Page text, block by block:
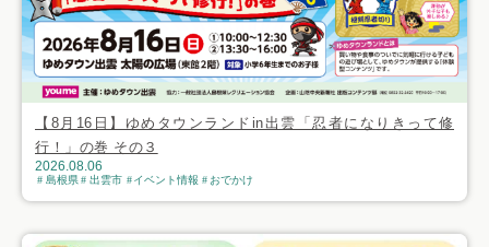
【8月16日】ゆめタウンランドin出雲「忍者になりきって修
行！」の巻 その３
2026.08.06
島根県 出雲市 イベント情報 おでかけ